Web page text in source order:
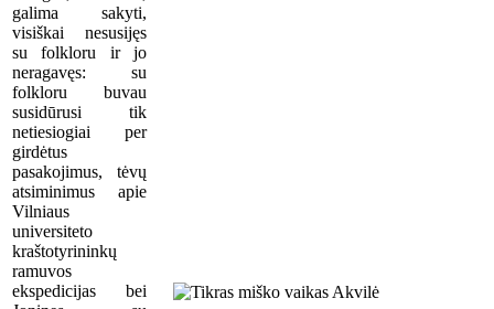
galima sakyti,
visiškai nesusijęs
su folkloru ir jo
neragavęs: su
folkloru buvau
susidūrusi tik
netiesiogiai per
girdėtus
pasakojimus, tėvų
atsiminimus apie
Vilniaus
universiteto
kraštotyrininkų
ramuvos
ekspedicijas bei